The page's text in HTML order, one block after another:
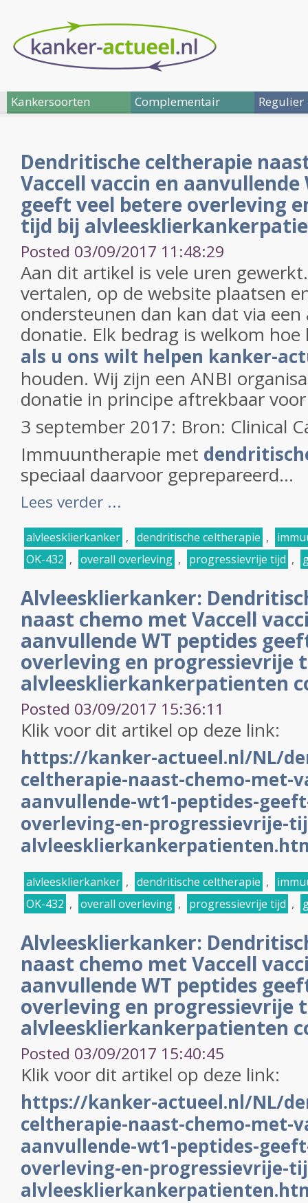
Kankersoorten Complementair Regulier
Dendritische celtherapie
Vaccell vaccin en aanvullende
geeft veel betere overleving
tijd bij
Posted 03/09/2017 11:48:29
Aan dit artikel is vele uren
vertalen, op de website plaatsen
ondersteunen dan kan dat via
donatie. Elk bedrag is welkom
als u ons wilt helpen kanker-
houden. Wij zijn een ANBI
donatie in principe aftrekbaar
3 september 2017: Bron: Clinical
Immuuntherapie met
speciaal daarvoor geprepareerd...
Lees verder ...
alvleesklierkanker , dendritische celtherapie ,
OK-432 , overall overleving , progressievrije tijd ,
Alvleesklierkanker:
naast chemo met Vaccell
aanvullende WT peptides
overleving en progressievrije
alvleesklierkankerpatienten
Posted 03/09/2017 15:36:11
Klik voor dit artikel op deze link:
https://kanker-actueel.nl/NL/
celtherapie-naast-chemo-met-
aanvullende-wt1-peptides-
overleving-en-progressievrije-
alvleesklierkanker , dendritische celtherapie ,
OK-432 , overall overleving , progressievrije tijd ,
Alvleesklierkanker:
naast chemo met Vaccell
aanvullende WT peptides
overleving en progressievrije
alvleesklierkankerpatienten
Posted 03/09/2017 15:40:45
Klik voor dit artikel op deze link:
https://kanker-actueel.nl/NL/
celtherapie-naast-chemo-met-
aanvullende-wt1-peptides-
overleving-en-progressievrije-